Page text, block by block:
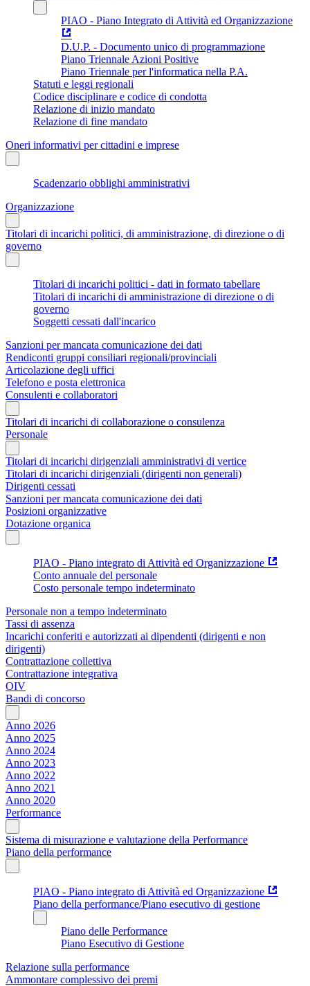
PIAO - Piano Integrato di Attività ed Organizzazione
D.U.P. - Documento unico di programmazione
Piano Triennale Azioni Positive
Piano Triennale per l'informatica nella P.A.
Statuti e leggi regionali
Codice disciplinare e codice di condotta
Relazione di inizio mandato
Relazione di fine mandato
Oneri informativi per cittadini e imprese
Scadenzario obblighi amministrativi
Organizzazione
Titolari di incarichi politici, di amministrazione, di direzione o di
governo
Titolari di incarichi politici - dati in formato tabellare
Titolari di incarichi di amministrazione di direzione o di
governo
Soggetti cessati dall'incarico
Sanzioni per mancata comunicazione dei dati
Rendiconti gruppi consiliari regionali/provinciali
Articolazione degli uffici
Telefono e posta elettronica
Consulenti e collaboratori
Titolari di incarichi di collaborazione o consulenza
Personale
Titolari di incarichi dirigenziali amministrativi di vertice
Titolari di incarichi dirigenziali (dirigenti non generali)
Dirigenti cessati
Sanzioni per mancata comunicazione dei dati
Posizioni organizzative
Dotazione organica
PIAO - Piano integrato di Attività ed Organizzazione
Conto annuale del personale
Costo personale tempo indeterminato
Personale non a tempo indeterminato
Tassi di assenza
Incarichi conferiti e autorizzati ai dipendenti (dirigenti e non
dirigenti)
Contrattazione collettiva
Contrattazione integrativa
OIV
Bandi di concorso
Anno 2026
Anno 2025
Anno 2024
Anno 2023
Anno 2022
Anno 2021
Anno 2020
Performance
Sistema di misurazione e valutazione della Performance
Piano della performance
PIAO - Piano integrato di Attività ed Organizzazione
Piano della performance/Piano esecutivo di gestione
Piano delle Performance
Piano Esecutivo di Gestione
Relazione sulla performance
Ammontare complessivo dei premi